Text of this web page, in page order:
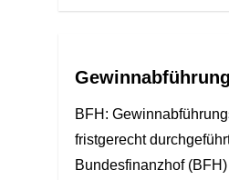
BFH:
fristgerecht
Bundesfinanzhof